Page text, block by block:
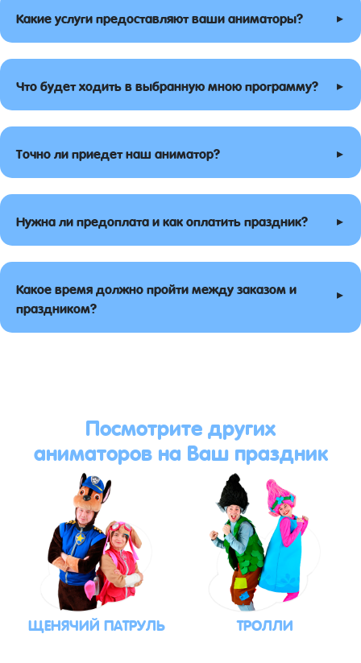
Какие услуги предоставляют ваши аниматоры? ▸
Что будет ходить в выбранную мною программу? ▸
Точно ли приедет наш аниматор? ▸
Нужна ли предоплата и как оплатить праздник? ▸
Какое время должно пройти между заказом и
праздником?
▸
Посмотрите других
аниматоров на Ваш праздник
ЩЕНЯЧИЙ ПАТРУЛЬ ТРОЛЛИ